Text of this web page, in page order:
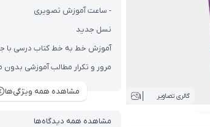
گالری تصاویر 1
- ساعت آموزش تصویری
نسل جدید
آموزش خط به خط کتاب درسی با
مرور و تکرار مطالب آموزشی
مشاهده همه ویژگی‌ها
مشاهده همه دیدگاه‌ها